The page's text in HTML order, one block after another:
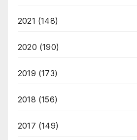
2021 (148)
2020 (190)
2019 (173)
2018 (156)
2017 (149)